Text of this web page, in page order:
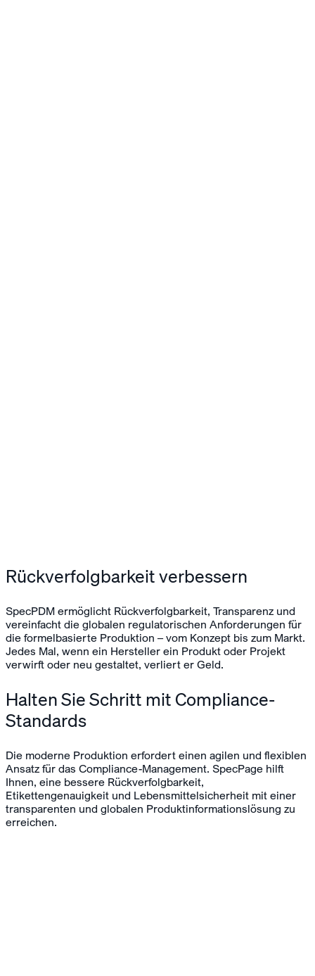
Rückverfolgbarkeit verbessern
SpecPDM ermöglicht Rückverfolgbarkeit, Transparenz und
vereinfacht die globalen regulatorischen Anforderungen für
die formelbasierte Produktion – vom Konzept bis zum Markt.
Jedes Mal, wenn ein Hersteller ein Produkt oder Projekt
verwirft oder neu gestaltet, verliert er Geld.
Halten Sie Schritt mit Compliance-
Standards
Die moderne Produktion erfordert einen agilen und flexiblen
Ansatz für das Compliance-Management. SpecPage hilft
Ihnen, eine bessere Rückverfolgbarkeit,
Etikettengenauigkeit und Lebensmittelsicherheit mit einer
transparenten und globalen Produktinformationslösung zu
erreichen.